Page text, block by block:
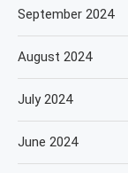
September 2024
August 2024
July 2024
June 2024